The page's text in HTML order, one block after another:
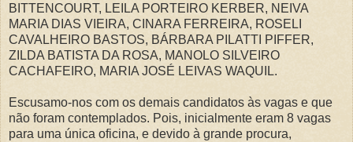
BITTENCOURT, LEILA PORTEIRO KERBER, NEIVA
MARIA DIAS VIEIRA, CINARA FERREIRA, ROSELI
CAVALHEIRO BASTOS, BÁRBARA PILATTI PIFFER,
ZILDA BATISTA DA ROSA, MANOLO SILVEIRO
CACHAFEIRO, MARIA JOSÉ LEIVAS WAQUIL.
Escusamo-nos com os demais candidatos às vagas e que
não foram contemplados. Pois, inicialmente eram 8 vagas
para uma única oficina, e devido à grande procura,